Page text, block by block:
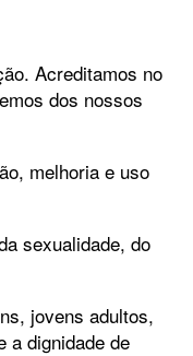
Acreditamos no
dos nossos
melhoria e uso
sexualidade, do
jovens adultos,
a dignidade de